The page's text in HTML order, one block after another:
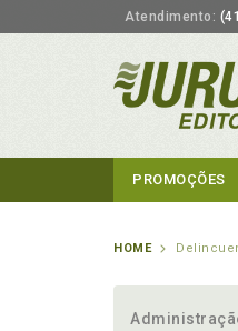
Atendimento:
PROMOÇÕES
HOME